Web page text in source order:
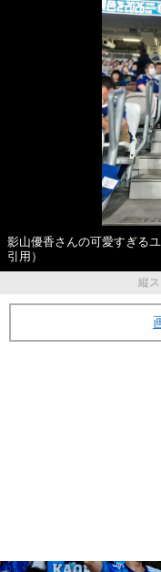
影山優香さんの可愛すぎる
引用）
縦